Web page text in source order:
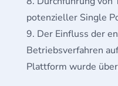
potenzieller Single
Der Einfluss der
Betriebsverfahren
Plattform wurde